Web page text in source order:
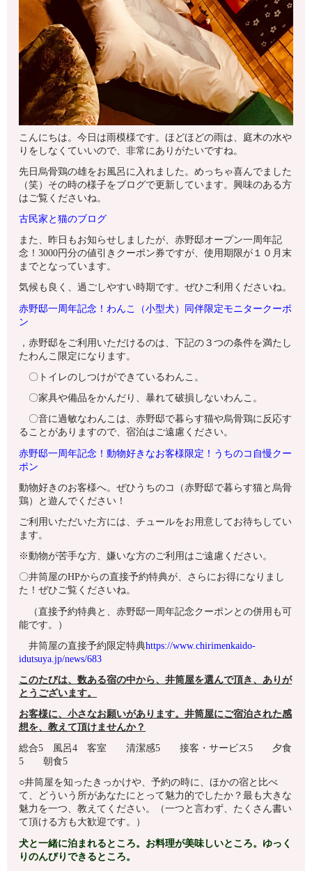
こんにちは。今日は雨模様です。ほどほどの雨は、庭木の水や
りをしなくていいので、非常にありがたいですね。
先日烏骨鶏の雄をお風呂に入れました。めっちゃ喜んでました
（笑）その時の様子をブログで更新しています。興味のある方
はご覧くださいね。
古民家と猫のブログ
また、昨日もお知らせしましたが、赤野邸オープン一周年記
念！3000円分の値引きクーポン券ですが、使用期限が１０月末
までとなっています。
気候も良く、過ごしやすい時期です。ぜひご利用くださいね。
赤野邸一周年記念！わんこ（小型犬）同伴限定モニタークーポ
ン
，赤野邸をご利用いただけるのは、下記の３つの条件を満たし
たわんこ限定になります。
〇トイレのしつけができているわんこ。
〇家具や備品をかんだり、暴れて破損しないわんこ。
〇音に過敏なわんこは、赤野邸で暮らす猫や烏骨鶏に反応す
ることがありますので、宿泊はご遠慮ください。
赤野邸一周年記念！動物好きなお客様限定！うちのコ自慢クー
ポン
動物好きのお客様へ。ぜひうちのコ（赤野邸で暮らす猫と烏骨
鶏）と遊んでください！
ご利用いただいた方には、チュールをお用意してお待ちしてい
ます。
※動物が苦手な方、嫌いな方のご利用はご遠慮ください。
〇井筒屋のHPからの直接予約特典が、さらにお得になりまし
た！ぜひご覧くださいね。
（直接予約特典と、赤野邸一周年記念クーポンとの併用も可
能です。）
井筒屋の直接予約限定特典https://www.chirimenkaido-
idutsuya.jp/news/683
このたびは、数ある宿の中から、井筒屋を選んで頂き、ありが
とうございます。
お客様に、小さなお願いがあります。井筒屋にご宿泊された感
想を、教えて頂けませんか？
総合5 風呂4 客室 清潔感5 接客・サービス5 夕食
5 朝食5
○井筒屋を知ったきっかけや、予約の時に、ほかの宿と比べ
て、どういう所があなたにとって魅力的でしたか？最も大きな
魅力を一つ、教えてください。（一つと言わず、たくさん書い
て頂ける方も大歓迎です。）
犬と一緒に泊まれるところ。お料理が美味しいところ。ゆっく
りのんびりできるところ。